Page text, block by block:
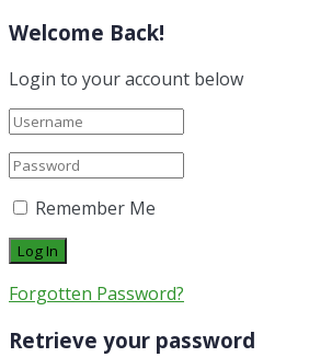
Welcome Back!
Login to your account below
Remember Me
Forgotten Password?
Retrieve your password